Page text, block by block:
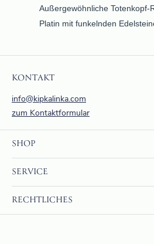
Außergewöhnliche Totenkopf-
Platin mit funkelnden
KONTAKT
info@kipkalinka.com
zum Kontaktformular
SHOP
SERVICE
RECHTLICHES